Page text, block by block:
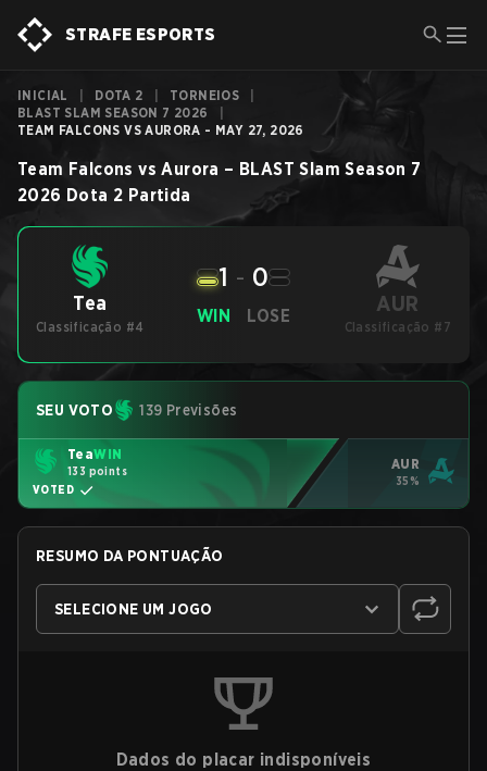
STRAFE ESPORTS
INICIAL DOTA 2 TORNEIOS
BLAST SLAM SEASON 7 2026
TEAM FALCONS VS AURORA - MAY 27, 2026
Team Falcons vs Aurora – BLAST Slam Season 7
2026 Dota 2 Partida
Tea
Classificação #4
WIN
1 - 0
LOSE AUR
Classificação #7
SEU VOTO 139 Previsões
TeaWIN
133 points
VOTED
AUR
35%
RESUMO DA PONTUAÇÃO
SELECIONE UM JOGO
Dados do placar indisponíveis